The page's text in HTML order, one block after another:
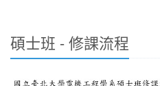
碩士班 - 修課流程